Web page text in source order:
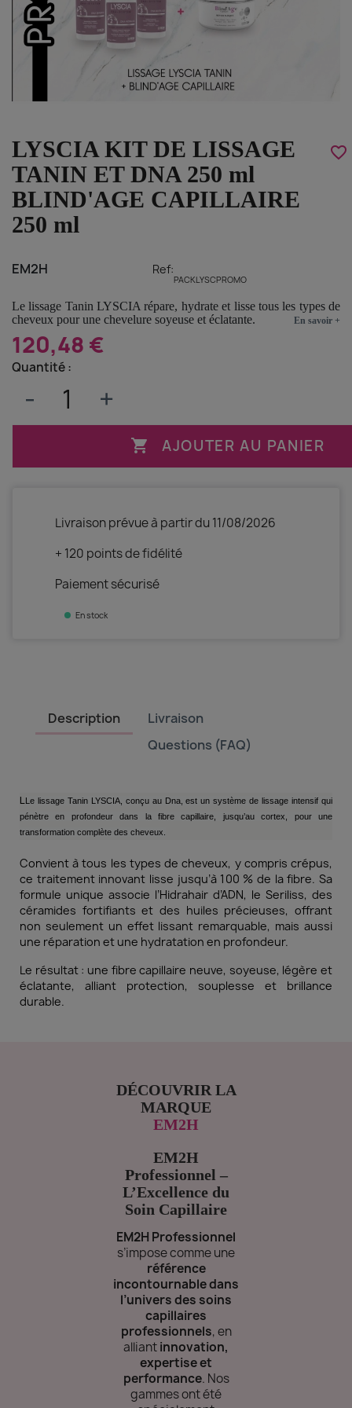
LYSCIA KIT DE LISSAGE
TANIN ET DNA 250 ml
BLIND'AGE CAPILLAIRE
250 ml
favorite_border
EM2H Ref:
PACKLYSCPROMO
Le lissage Tanin LYSCIA répare, hydrate et lisse tous les types de
cheveux pour une chevelure soyeuse et éclatante.
En savoir +
120,48 €
Quantité :
- +
 AJOUTER AU PANIER
Livraison prévue à partir du 11/08/2026
+ 120 points de fidélité
Paiement sécurisé
En stock
Description
Livraison
Questions (FAQ)
LLe lissage Tanin LYSCIA, conçu au Dna, est un système de lissage intensif qui
pénètre en profondeur dans la fibre capillaire, jusqu’au cortex, pour une
transformation complète des cheveux.
Convient à tous les types de cheveux, y compris crépus,
ce traitement innovant lisse jusqu’à 100 % de la fibre. Sa
formule unique associe l’Hidrahair d’ADN, le Seriliss, des
céramides fortifiants et des huiles précieuses, offrant
non seulement un effet lissant remarquable, mais aussi
une réparation et une hydratation en profondeur.
Le résultat : une fibre capillaire neuve, soyeuse, légère et
éclatante, alliant protection, souplesse et brillance
durable.
DÉCOUVRIR LA
MARQUE
EM2H
EM2H
Professionnel –
L’Excellence du
Soin Capillaire
EM2H Professionnel
s’impose comme une
référence
incontournable dans
l’univers des soins
capillaires
professionnels, en
alliantinnovation,
expertise et
performance. Nos
gammes ont été